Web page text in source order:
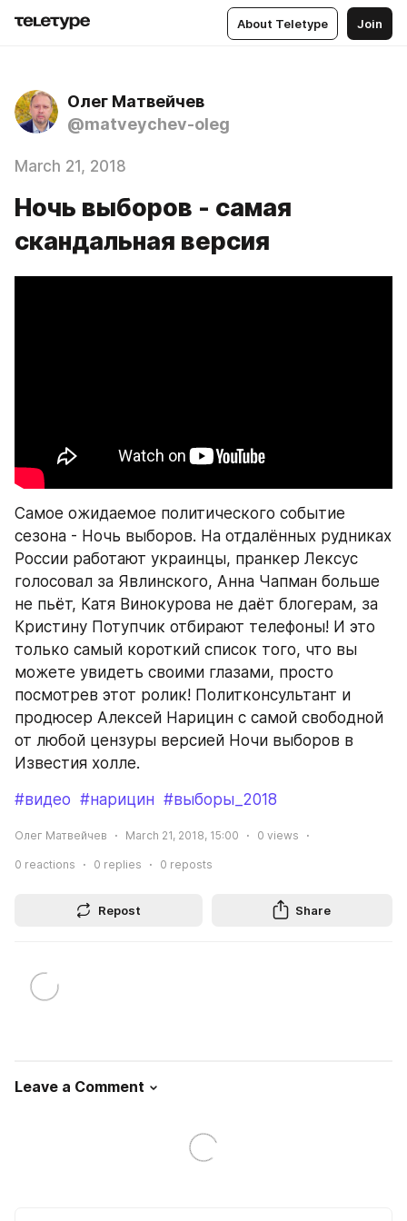
About Teletype Join
Олег Матвейчев
@matveychev-oleg
March 21, 2018
Ночь выборов - самая
скандальная версия
Самое ожидаемое политического событие
сезона - Ночь выборов. На отдалённых рудниках
России работают украинцы, пранкер Лексус
голосовал за Явлинского, Анна Чапман больше
не пьёт, Катя Винокурова не даёт блогерам, за
Кристину Потупчик отбирают телефоны! И это
только самый короткий список того, что вы
можете увидеть своими глазами, просто
посмотрев этот ролик! Политконсультант и
продюсер Алексей Нарицин с самой свободной
от любой цензуры версией Ночи выборов в
Известия холле.
#видео #нарицин #выборы_2018
Олег Матвейчев March 21, 2018, 15:00 0 views
0 reactions 0 replies 0 reposts
Repost Share
Leave a Comment